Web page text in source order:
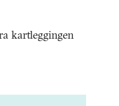
kartleggingen